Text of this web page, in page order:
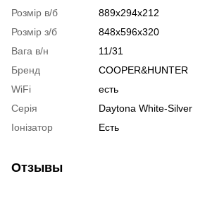
Розмір в/б
889x294x212
Розмір з/б
848x596x320
Вага в/н
11/31
Бренд
COOPER&HUNTER
WiFi
есть
Серія
Daytona White-Silver
Іонізатор
Есть
Отзывы